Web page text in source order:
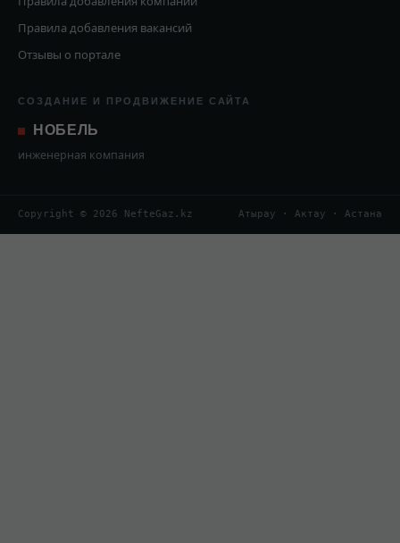
Правила добавления вакансий
Отзывы о портале
СОЗДАНИЕ И ПРОДВИЖЕНИЕ САЙТА
НОБЕЛЬ
инженерная компания
Copyright © 2026 NefteGaz.kz Атырау · Актау · Астана